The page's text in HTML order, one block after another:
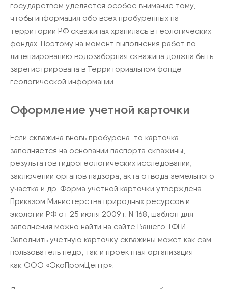
государством уделяется особое внимание тому,
чтобы информация обо всех пробуренных на
территории РФ скважинах хранилась в геологических
фондах. Поэтому на момент выполнения работ по
лицензированию водозаборная скважина должна быть
зарегистрирована в Территориальном фонде
геологической информации.
Оформление учетной карточки
Если скважина вновь пробурена, то карточка
заполняется на основании паспорта скважины,
результатов гидрогеологических исследований,
заключений органов надзора, акта отвода земельного
участка и др. Форма учетной карточки утверждена
Приказом Министерства природных ресурсов и
экологии РФ от 25 июня 2009 г. N 168, шаблон для
заполнения можно найти на сайте Вашего ТФГИ.
Заполнить учетную карточку скважины может как сам
пользователь недр, так и проектная организация
как ООО «ЭкоПромЦентр».